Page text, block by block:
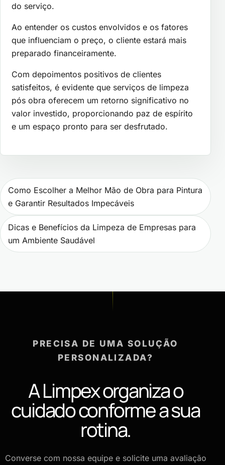
do serviço.
Ao entender os custos envolvidos e os fatores
que influenciam o preço, o cliente estará mais
preparado financeiramente.
Com depoimentos positivos de clientes
satisfeitos, é evidente que serviços de limpeza
pós obra oferecem um retorno significativo no
valor investido, proporcionando paz de espírito
e um espaço pronto para ser desfrutado.
Navegação de Post
Como Escolher a Melhor Mão de Obra para Pintura
e Garantir Resultados Impecáveis
Dicas e Benefícios da Limpeza de Empresas para
um Ambiente Saudável
PRECISA DE UMA SOLUÇÃO
PERSONALIZADA?
A Limpex organiza o
cuidado conforme a sua
rotina.
Converse com nossa equipe e solicite uma avaliação